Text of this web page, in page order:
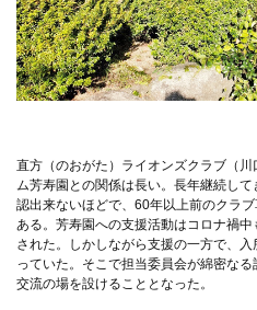
直方（のおがた）ライオンズクラブ（
ム芳寿園との関係は長い。長年継続し
認出来ないほどで、60年以上前のクラ
ある。芳寿園への支援活動はコロナ禍
された。しかしながら支援の一方で、
っていた。そこで担当委員会が綿密な
交流の場を設けることとなった。